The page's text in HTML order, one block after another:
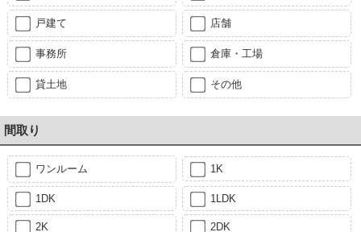
戸建て 店舗
事務所 倉庫・工場
貸土地 その他
間取り
ワンルーム 1K
1DK 1LDK
2K 2DK